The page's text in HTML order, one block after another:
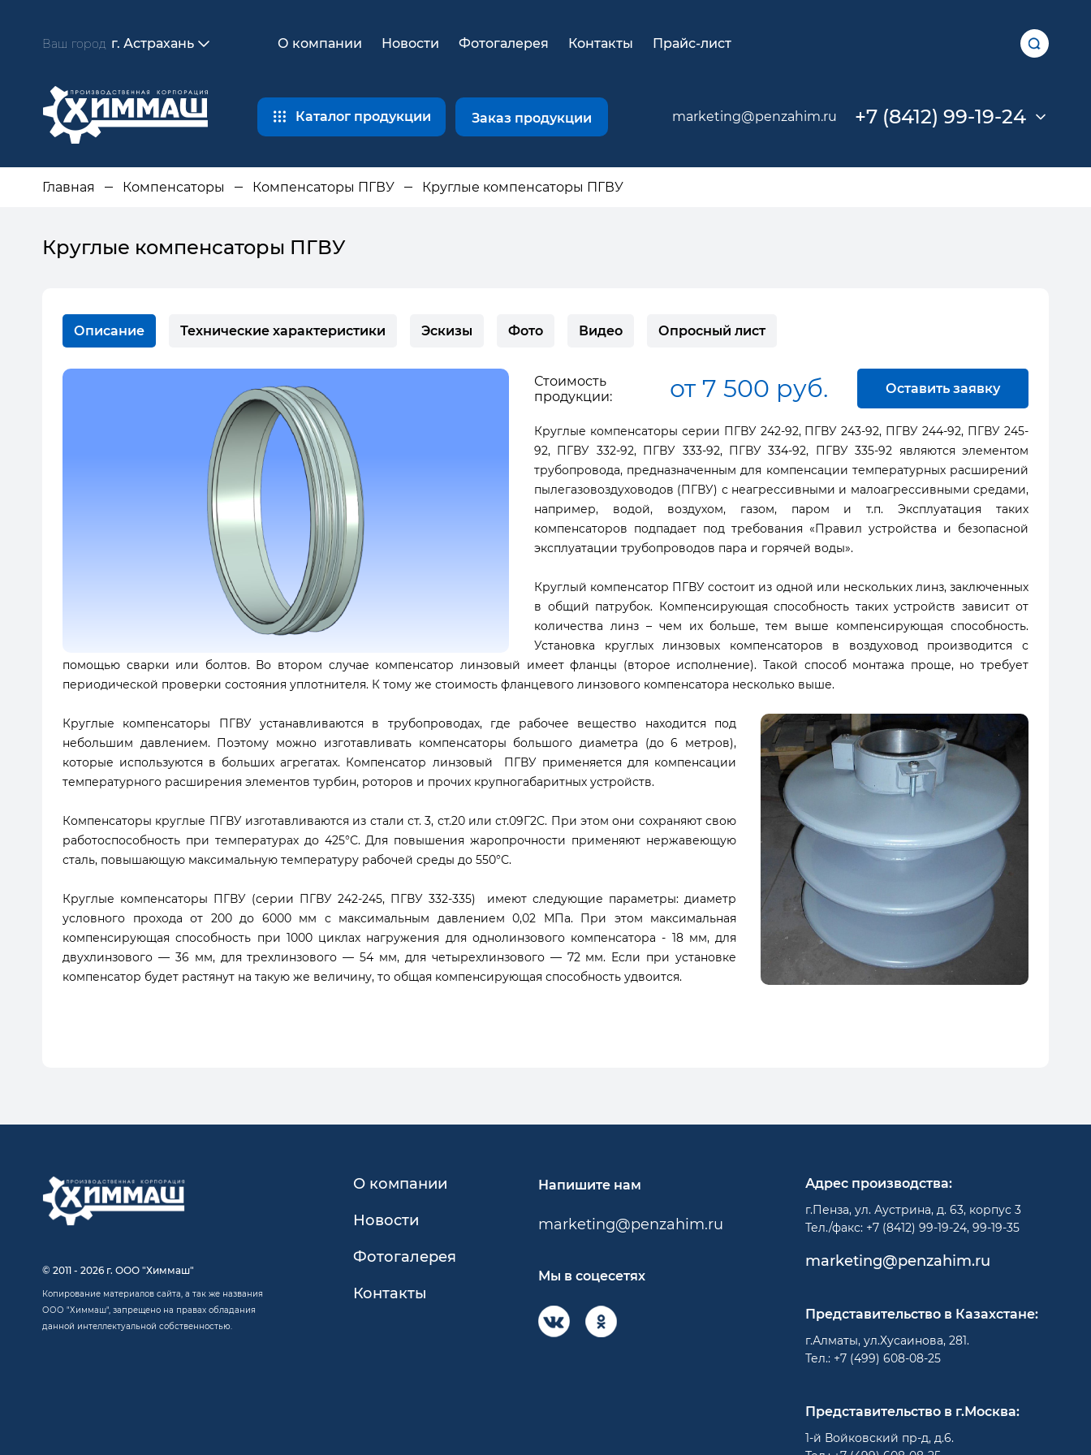
Ваш город г. Астрахань О компании Новости Фотогалерея Контакты Прайс-лист
Каталог продукции Заказ продукции marketing@penzahim.ru +7 (8412) 99-19-24
Главная Компенсаторы Компенсаторы ПГВУ Круглые компенсаторы ПГВУ
Круглые компенсаторы ПГВУ
Описание Технические характеристики Эскизы Фото Видео Опросный лист
Стоимость
продукции:
от 7 500 руб. Оставить заявку
Круглые компенсаторы серии ПГВУ 242-92, ПГВУ 243-92, ПГВУ 244-92, ПГВУ 245-
92, ПГВУ 332-92, ПГВУ 333-92, ПГВУ 334-92, ПГВУ 335-92 являются элементом
трубопровода, предназначенным для компенсации температурных расширений
пылегазовоздуховодов (ПГВУ) с неагрессивными и малоагрессивными средами,
например, водой, воздухом, газом, паром и т.п. Эксплуатация таких
компенсаторов подпадает под требования «Правил устройства и безопасной
эксплуатации трубопроводов пара и горячей воды».
Круглый компенсатор ПГВУ состоит из одной или нескольких линз, заключенных
в общий патрубок. Компенсирующая способность таких устройств зависит от
количества линз – чем их больше, тем выше компенсирующая способность.
Установка круглых линзовых компенсаторов в воздуховод производится с
помощью сварки или болтов. Во втором случае компенсатор линзовый имеет фланцы (второе исполнение). Такой способ монтажа проще, но требует
периодической проверки состояния уплотнителя. К тому же стоимость фланцевого линзового компенсатора несколько выше.
Круглые компенсаторы ПГВУ устанавливаются в трубопроводах, где рабочее вещество находится под
небольшим давлением. Поэтому можно изготавливать компенсаторы большого диаметра (до 6 метров),
которые используются в больших агрегатах. Компенсатор линзовый ПГВУ применяется для компенсации
температурного расширения элементов турбин, роторов и прочих крупногабаритных устройств.
Компенсаторы круглые ПГВУ изготавливаются из стали ст. 3, ст.20 или ст.09Г2С. При этом они сохраняют свою
работоспособность при температурах до 425°С. Для повышения жаропрочности применяют нержавеющую
сталь, повышающую максимальную температуру рабочей среды до 550°С.
Круглые компенсаторы ПГВУ (серии ПГВУ 242-245, ПГВУ 332-335) имеют следующие параметры: диаметр
условного прохода от 200 до 6000 мм с максимальным давлением 0,02 МПа. При этом максимальная
компенсирующая способность при 1000 циклах нагружения для однолинзового компенсатора - 18 мм, для
двухлинзового — 36 мм, для трехлинзового — 54 мм, для четырехлинзового — 72 мм. Если при установке
компенсатор будет растянут на такую же величину, то общая компенсирующая способность удвоится.
© 2011 - 2026 г. ООО "Химмаш"
Копирование материалов сайта, а так же названия
ООО "Химмаш", запрещено на правах обладания
данной интеллектуальной собственностью.
О компании
Новости
Фотогалерея
Контакты
Напишите нам
marketing@penzahim.ru
Мы в соцесетях
Адрес производства:
г.Пенза, ул. Аустрина, д. 63, корпус 3
Тел./факс: +7 (8412) 99-19-24, 99-19-35
marketing@penzahim.ru
Представительство в Казахстане:
г.Алматы, ул.Хусаинова, 281.
Тел.: +7 (499) 608-08-25
Представительство в г.Москва:
1-й Войковский пр-д, д.6.